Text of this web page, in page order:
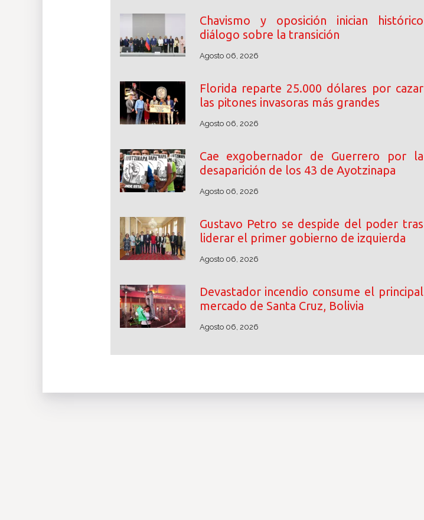
Chavismo y oposición inician histórico
diálogo sobre la transición
Agosto 06, 2026
Florida reparte 25.000 dólares por cazar
las pitones invasoras más grandes
Agosto 06, 2026
Cae exgobernador de Guerrero por la
desaparición de los 43 de Ayotzinapa
Agosto 06, 2026
Gustavo Petro se despide del poder tras
liderar el primer gobierno de izquierda
Agosto 06, 2026
Devastador incendio consume el principal
mercado de Santa Cruz, Bolivia
Agosto 06, 2026